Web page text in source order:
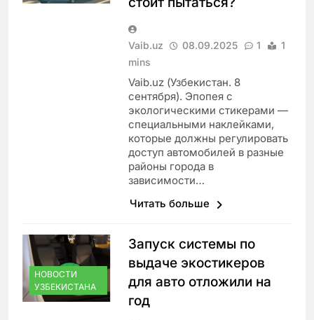
Vaib.uz 08.09.2025 1
1
mins
Vaib.uz (Узбекистан. 8
сентября). Эпопея с
экологическими стикерами —
специальными наклейками,
которые должны регулировать
доступ автомобилей в разные
районы города в
зависимости…
Читать больше
НОВОСТИ
УЗБЕКИСТАНА
Запуск системы по
выдаче экостикеров
для авто отложили на
год